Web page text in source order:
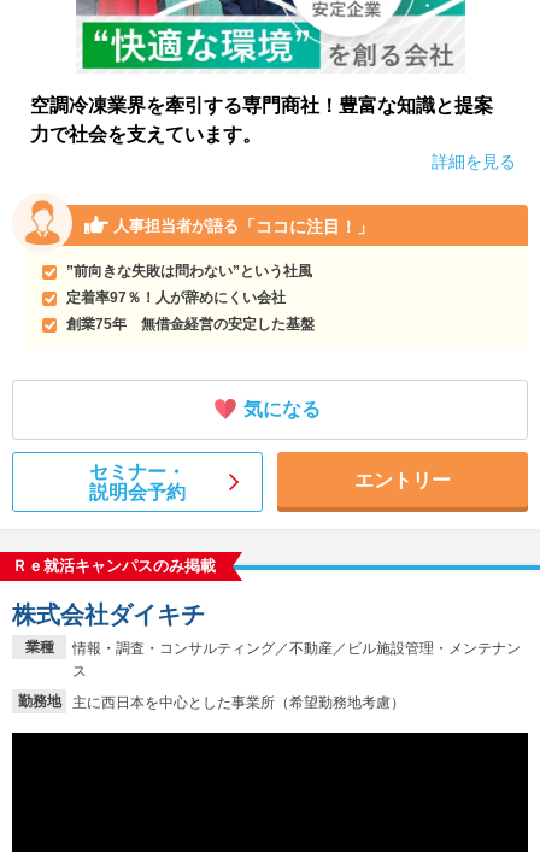
空調冷凍業界を牽引する専門商社！豊富な知識と提案
力で社会を支えています。
詳細を見る
人事担当者が語る 「ココに注目！」
”前向きな失敗は問わない”という社風
定着率97％！人が辞めにくい会社
創業75年 無借金経営の安定した基盤
気になる
セミナー・
説明会予約
エントリー
Ｒｅ就活キャンパスのみ掲載
業種
情報・調査・コンサルティング／不動産／ビル施設管理・メンテナン
ス
勤務地
主に西日本を中心とした事業所（希望勤務地考慮）
株式会社ダイキチ